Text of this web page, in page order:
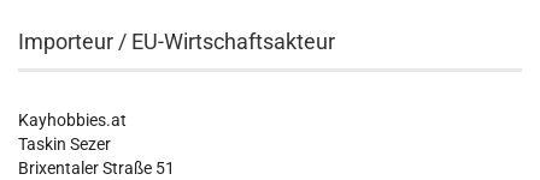
Importeur / EU-Wirtschaftsakteur
Kayhobbies.at
Taskin Sezer
Brixentaler Straße 51